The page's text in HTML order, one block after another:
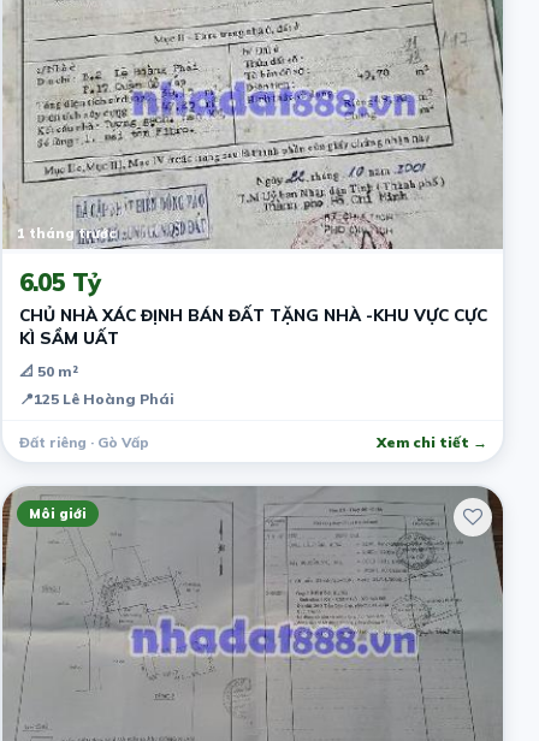
1 tháng trước
6.05 Tỷ
CHỦ NHÀ XÁC ĐỊNH BÁN ĐẤT TẶNG NHÀ -KHU VỰC CỰC
KÌ SẦM UẤT
📐 50 m²
📍125 Lê Hoàng Phái
Đất riêng · Gò Vấp Xem chi tiết →
Môi giới